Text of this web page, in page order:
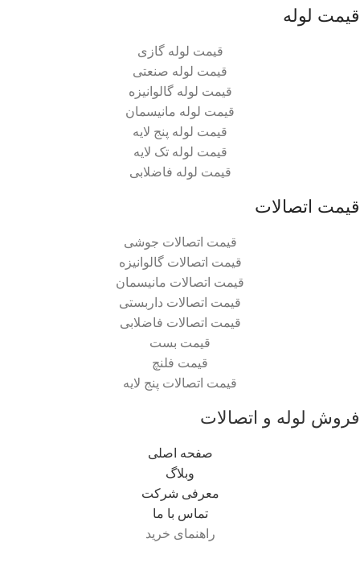
قیمت لوله
قیمت لوله گازی
قیمت لوله صنعتی
قیمت لوله گالوانیزه
قیمت لوله مانیسمان
قیمت لوله پنج لایه
قیمت لوله تک لایه
قیمت لوله فاضلابی
قیمت اتصالات
قیمت اتصالات جوشی
قیمت اتصالات گالوانیزه
قیمت اتصالات مانیسمان
قیمت اتصالات داربستی
قیمت اتصالات فاضلابی
قیمت بست
قیمت فلنچ
قیمت اتصالات پنج لایه
فروش لوله و اتصالات
صفحه اصلی
وبلاگ
معرفی شرکت
تماس با ما
راهنمای خرید